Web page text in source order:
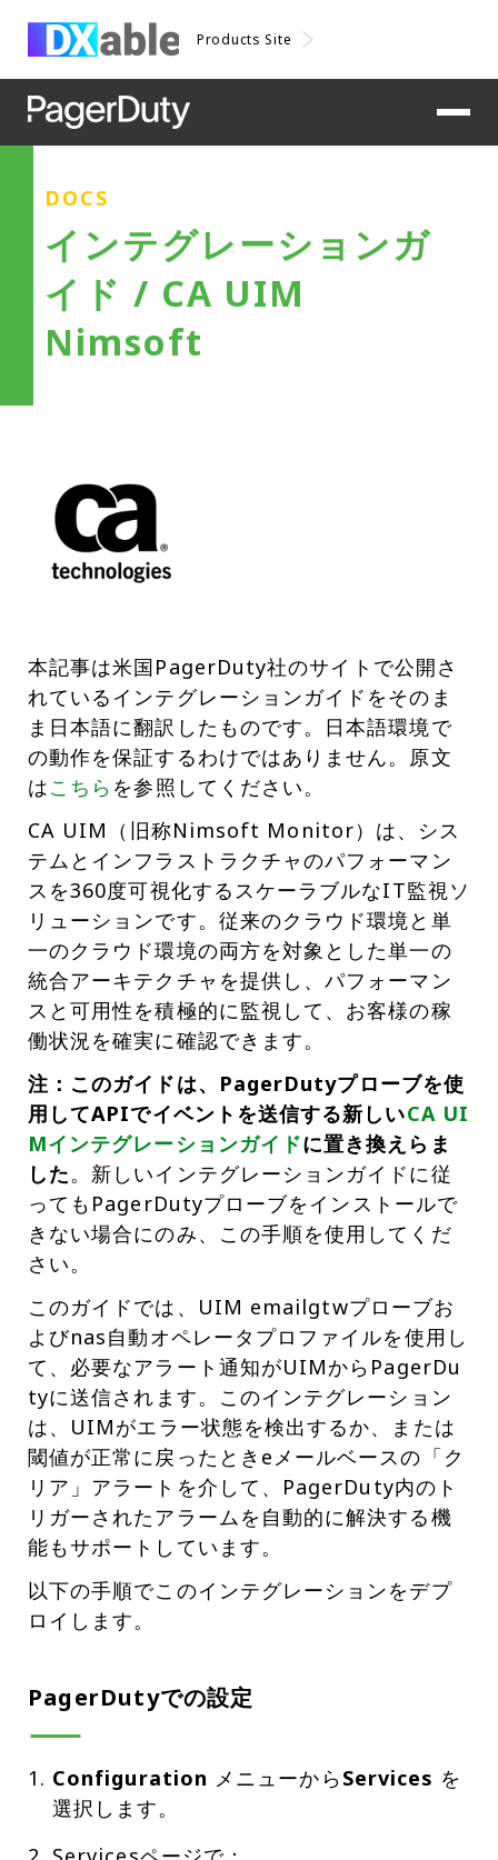
Products Site
DOCS
インテグレーションガ
イド / CA UIM
Nimsoft
本記事は米国PagerDuty社のサイトで公開さ
れているインテグレーションガイドをそのま
ま日本語に翻訳したものです。日本語環境で
の動作を保証するわけではありません。原文
はこちら を参照してください。
CA UIM（旧称Nimsoft Monitor）は、シス
テムとインフラストラクチャのパフォーマン
スを360度可視化するスケーラブルなIT監視ソ
リューションです。従来のクラウド環境と単
一のクラウド環境の両方を対象とした単一の
統合アーキテクチャを提供し、パフォーマン
スと可用性を積極的に監視して、お客様の稼
働状況を確実に確認できます。
注：このガイドは、PagerDutyプローブを使
用してAPIでイベントを送信する新しいCA UI
Mインテグレーションガイドに置き換えらま
した。新しいインテグレーションガイドに従
ってもPagerDutyプローブをインストールで
きない場合にのみ、この手順を使用してくだ
さい。
このガイドでは、UIM emailgtwプローブお
よびnas自動オペレータプロファイルを使用し
て、必要なアラート通知がUIMからPagerDu
tyに送信されます。このインテグレーション
は、UIMがエラー状態を検出するか、または
閾値が正常に戻ったときeメールベースの「ク
リア」アラートを介して、PagerDuty内のト
リガーされたアラームを自動的に解決する機
能もサポートしています。
以下の手順でこのインテグレーションをデプ
ロイします。
PagerDutyでの設定
Configuration メニューからServices を
選択します。